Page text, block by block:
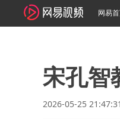
网易
宋孔智
2026-05-25 21:47:31